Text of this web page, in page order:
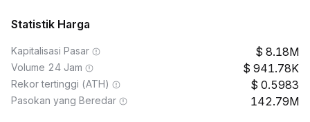
Statistik Harga
Kapitalisasi Pasar 8.18M
Volume 24 Jam 941.78K
Rekor tertinggi (ATH) 0.5983
Pasokan yang Beredar 142.79M